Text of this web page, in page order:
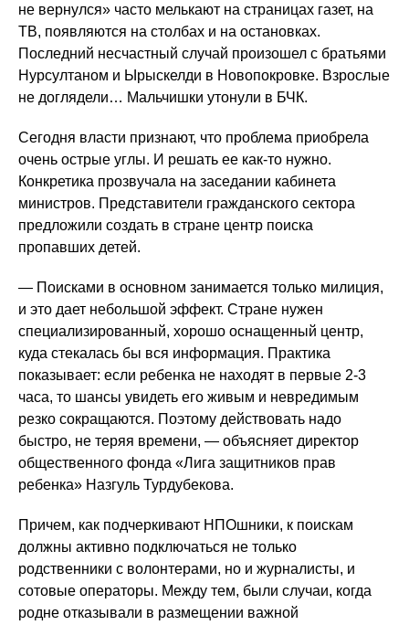
не вернулся» часто мелькают на страницах газет, на
ТВ, появляются на столбах и на остановках.
Последний несчастный случай произошел с братьями
Нурсултаном и Ырыскелди в Новопокровке. Взрослые
не доглядели… Мальчишки утонули в БЧК.
Сегодня власти признают, что проблема приобрела
очень острые углы. И решать ее как-то нужно.
Конкретика прозвучала на заседании кабинета
министров. Представители гражданского сектора
предложили создать в стране центр поиска
пропавших детей.
— Поисками в основном занимается только милиция,
и это дает небольшой эффект. Стране нужен
специализированный, хорошо оснащенный центр,
куда стекалась бы вся информация. Практика
показывает: если ребенка не находят в первые 2-3
часа, то шансы увидеть его живым и невредимым
резко сокращаются. Поэтому действовать надо
быстро, не теряя времени, — объясняет директор
общественного фонда «Лига защитников прав
ребенка» Назгуль Турдубекова.
Причем, как подчеркивают НПОшники, к поискам
должны активно подключаться не только
родственники с волонтерами, но и журналисты, и
сотовые операторы. Между тем, были случаи, когда
родне отказывали в размещении важной